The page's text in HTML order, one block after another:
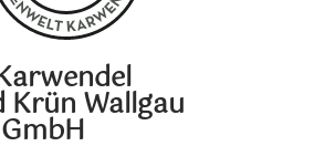
Wallgau